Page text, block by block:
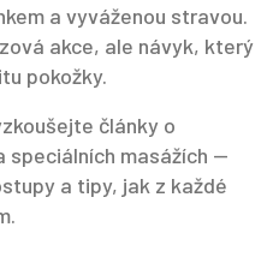
a vyváženou stravou.
akce, ale návyk, který
pokožky.
články o
speciálních masážích —
a tipy, jak z každé